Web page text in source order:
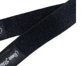
之用戶狀況，依本公司即
，本公司將視審查結果
發現惡意使用之情形，
並採取法律行動。
費(運費另
查看運費